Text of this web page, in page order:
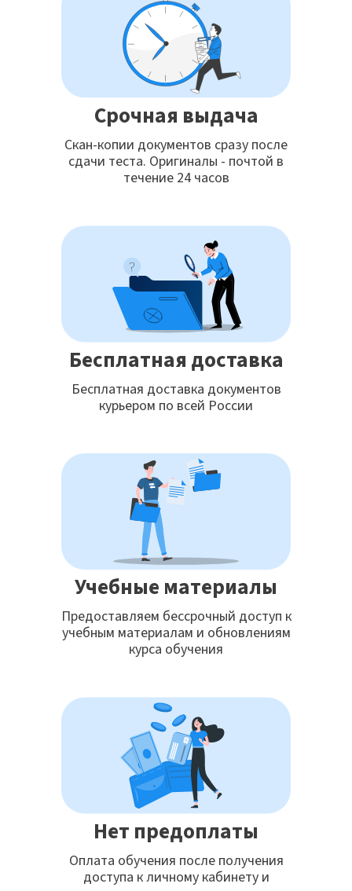
Срочная выдача
Скан-копии документов сразу после
сдачи теста. Оригиналы - почтой в
течение 24 часов
Бесплатная доставка
Бесплатная доставка документов
курьером по всей России
Учебные материалы
Предоставляем бессрочный доступ к
учебным материалам и обновлениям
курса обучения
Нет предоплаты
Оплата обучения после получения
доступа к личному кабинету и